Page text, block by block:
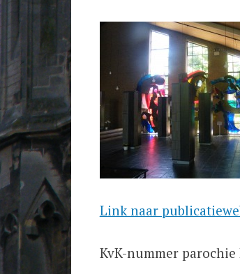
Link naar
KvK-nummer parochie